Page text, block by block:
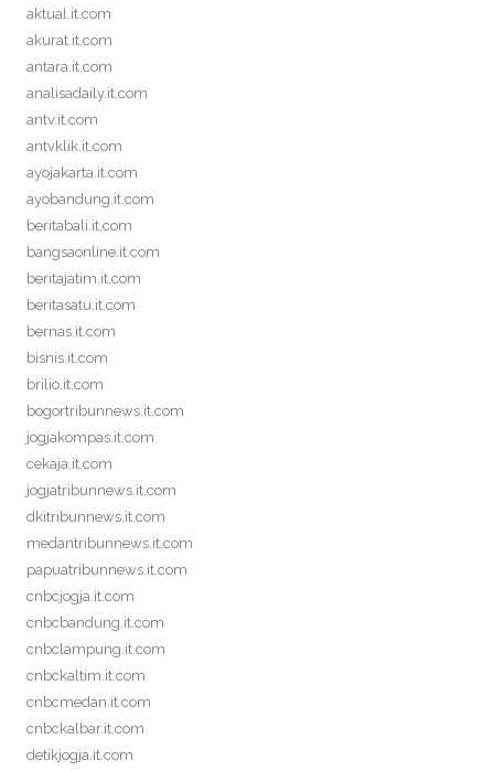
aktual.it.com
akurat.it.com
antara.it.com
analisadaily.it.com
antv.it.com
antvklik.it.com
ayojakarta.it.com
ayobandung.it.com
beritabali.it.com
bangsaonline.it.com
beritajatim.it.com
beritasatu.it.com
bernas.it.com
bisnis.it.com
brilio.it.com
bogortribunnews.it.com
jogjakompas.it.com
cekaja.it.com
jogjatribunnews.it.com
dkitribunnews.it.com
medantribunnews.it.com
papuatribunnews.it.com
cnbcjogja.it.com
cnbcbandung.it.com
cnbclampung.it.com
cnbckaltim.it.com
cnbcmedan.it.com
cnbckalbar.it.com
detikjogja.it.com